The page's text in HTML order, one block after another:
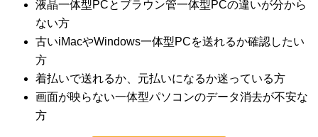
液晶一体型PCとブラウン管一体型PCの違いが分から
ない方
古いiMacやWindows一体型PCを送れるか確認したい
方
着払いで送れるか、元払いになるか迷っている方
画面が映らない一体型パソコンのデータ消去が不安な
方